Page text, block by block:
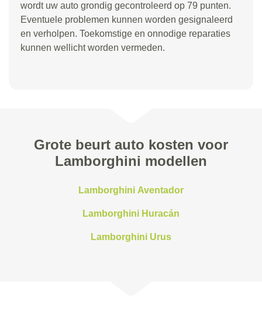
wordt uw auto grondig gecontroleerd op 79 punten.
Eventuele problemen kunnen worden gesignaleerd
en verholpen. Toekomstige en onnodige reparaties
kunnen wellicht worden vermeden.
Grote beurt auto kosten voor
Lamborghini modellen
Lamborghini Aventador
Lamborghini Huracán
Lamborghini Urus